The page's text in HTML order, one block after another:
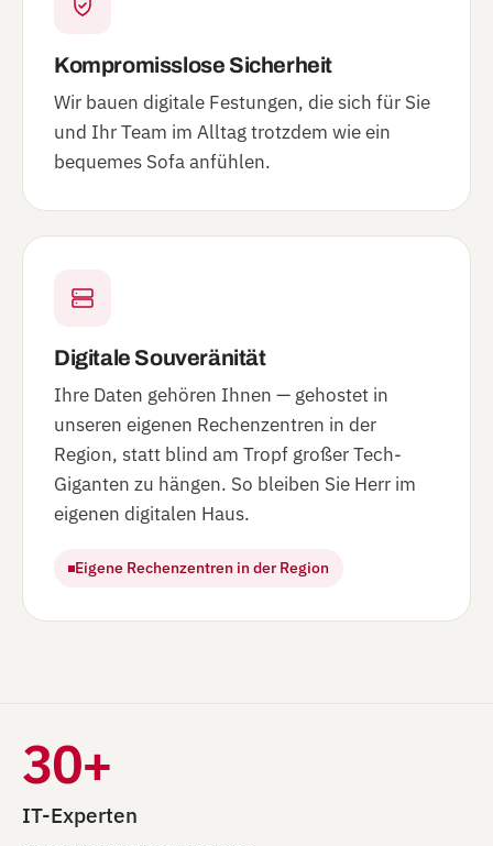
Kompromisslose Sicherheit
Wir bauen digitale Festungen, die sich für Sie
und Ihr Team im Alltag trotzdem wie ein
bequemes Sofa anfühlen.
Digitale Souveränität
Ihre Daten gehören Ihnen — gehostet in
unseren eigenen Rechenzentren in der
Region, statt blind am Tropf großer Tech-
Giganten zu hängen. So bleiben Sie Herr im
eigenen digitalen Haus.
Eigene Rechenzentren in der Region
30+
IT-Experten